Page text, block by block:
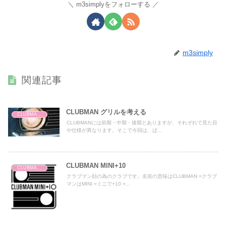
m3simplyをフォローする
m3simply
関連記事
CLUBMAN グリルを考える
CLUBMANには前期・中期・後期とありますが、それぞれで見た目
や仕様が異なります。そこで今回は、ぱ...
CLUBMAN MINI+10 CLUBMAN MINI+10
クラブマン顔の為のクラブです。名前の意味はCLUBMAN =クラブ
マンはMINI =ミニで+10 =...